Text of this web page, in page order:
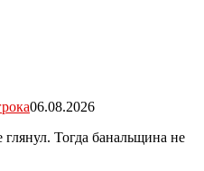
06.08.2026
Тогда банальщина не